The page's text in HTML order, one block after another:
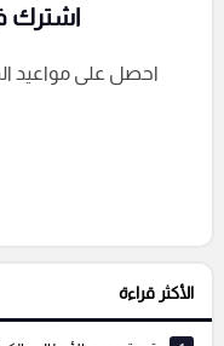
التعليقات السابقة
اشترك
احصل على مواعيد
الأكثر قراءة